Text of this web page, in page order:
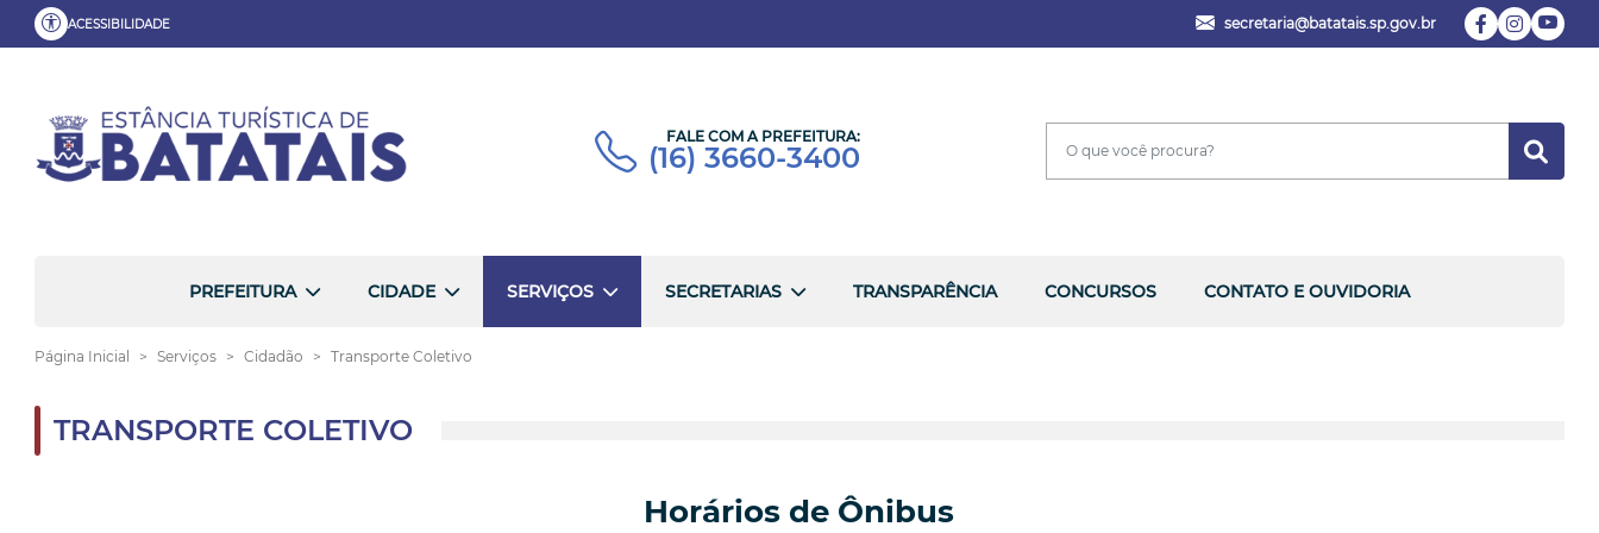
ACESSIBILIDADE secretaria@batatais.sp.gov.br
FALE COM A PREFEITURA:
(16) 3660-3400
PREFEITURA CIDADE SERVIÇOS SECRETARIAS TRANSPARÊNCIA CONCURSOS CONTATO E OUVIDORIA
Página Inicial Serviços Cidadão Transporte Coletivo
TRANSPORTE COLETIVO
Horários de Ônibus